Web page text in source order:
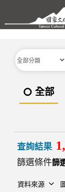
跳到主要內容區
分類
全部
查詢結果
篩選條件
資料來源